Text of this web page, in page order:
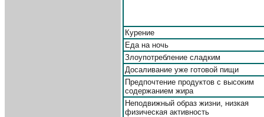
Курение
Еда на ночь
Злоупотребление сладким
Досаливание уже готовой пищи
Предпочтение продуктов с высоким
содержанием жира
Неподвижный образ жизни, низкая
физическая активность